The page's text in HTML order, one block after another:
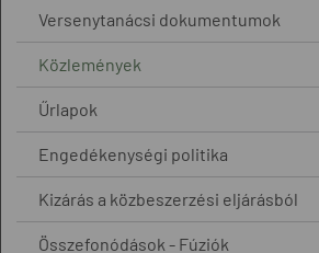
Versenytanácsi dokumentumok
Közlemények
Űrlapok
Engedékenységi politika
Kizárás a közbeszerzési eljárásból
Összefonódások - Fúziók